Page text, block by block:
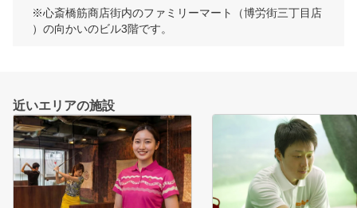
※心斎橋筋商店街内のファミリーマート（博労街三丁目店
）の向かいのビル3階です。
近いエリアの施設